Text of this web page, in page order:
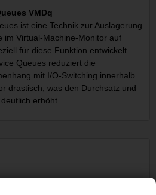
VMDq
ist eine Technik zur Auslagerung
im Virtual-Machine-Monitor auf
für diese Funktion entwickelt
Queues reduziert die
mit I/O-Switching innerhalb
drastisch, was den Durchsatz und
erhöht.